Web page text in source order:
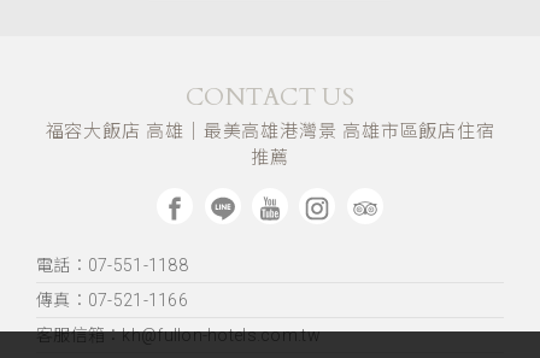
CONTACT US
福容大飯店 高雄｜最美高雄港灣景 高雄市區飯店住宿
推薦
電話：07-551-1188
傳真：07-521-1166
客服信箱：kh@fullon-hotels.com.tw